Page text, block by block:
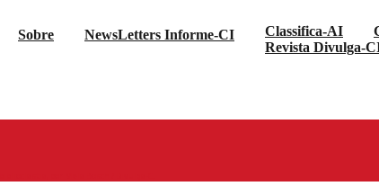
Sobre NewsLetters Informe-CI Classifica-AI
Revista Divulga-